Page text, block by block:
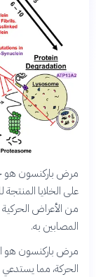
مرض باركنسون هو
على الخلايا
من الأعراض الحركية
المصابين به.
مرض باركنسون هو
الحركة، مما